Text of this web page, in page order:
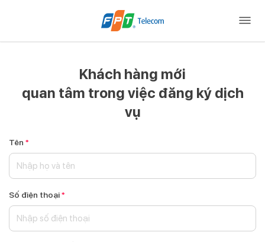
Khách hàng mới
quan tâm trong việc đăng ký dịch
vụ
Tên *
Số điện thoại*